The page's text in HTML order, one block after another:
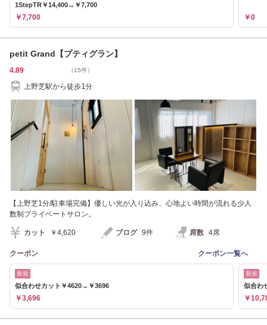
1StepTR￥14,400→￥7,700
￥7,700 ￥0
petit Grand【プティグラン】
4.89 （15件）
上野芝駅から徒歩1分
【上野芝1分/駐車場完備】優しい光が入り込み、心地よい時間が流れる少人
数制プライベートサロン。
カット ￥4,620 ブログ 9件 席数 4席
クーポン クーポン一覧へ
新規
似合わせカット￥4620→￥3696
￥3,696
新規
似合わ
￥